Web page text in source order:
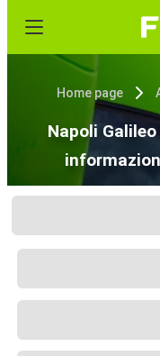
Home page
Napoli